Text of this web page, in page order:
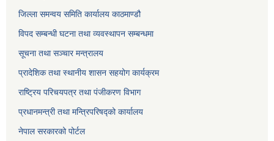
जिल्ला समन्वय समिति कार्यालय काठमाण्ड‌ौ
विपद सम्बन्धी घटना तथा व्यवस्थापन सम्बन्धमा
सूचना तथा सञ्चार मन्त्रालय
प्रादेशिक तथा स्थानीय शासन सहयोग कार्यक्रम
राष्ट्रिय परिचयपत्र तथा पंजीकरण विभाग
प्रधानमन्त्री तथा मन्त्रिपरिषद्को कार्यालय
नेपाल सरकारको पोर्टल